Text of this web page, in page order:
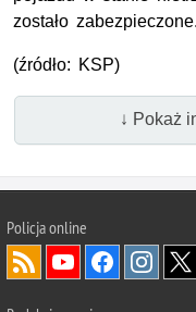
zostało zabezpieczone.
(źródło: KSP)
↓ Pokaż
Policjaonline